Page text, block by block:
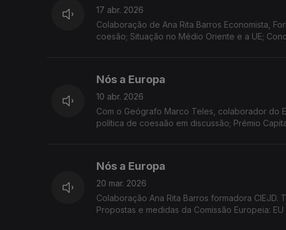
17 abr. 2026
Colaboração de Ana Rita Barros Economista,
coesão; Situação no Médio Oriente e a UE;
Nós a Europa
10 abr. 2026
Com o Geógrafo Marco Teles, colaborador do
política de coesaão em discussão; Prémio
Nós a Europa
20 mar. 2026
Colaboração Ana Rita Barros formadora CIEJD.
Propostas e medidas da Comissão Europeia: